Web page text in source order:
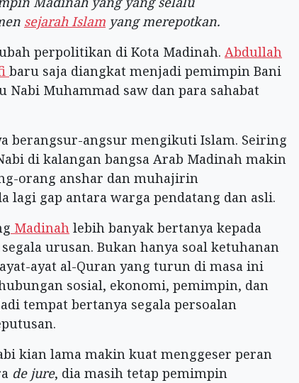
sejarah Islam yang merepotkan.
perpolitikan di Kota Madinah. Abdullah
baru saja diangkat menjadi pemimpin Bani
Nabi Muhammad saw dan para sahabat
berangsur-angsur mengikuti Islam. Seiring
di kalangan bangsa Arab Madinah makin
orang anshar dan muhajirin
lagi gap antara warga pendatang dan asli.
Madinah lebih banyak bertanya kepada
urusan. Bukan hanya soal ketuhanan
ayat al-Quran yang turun di masa ini
sosial, ekonomi, pemimpin, dan
tempat bertanya segala persoalan
kian lama makin kuat menggeser peran
de jure, dia masih tetap pemimpin